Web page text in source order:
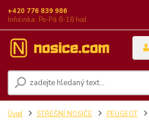
+420 776 839 986
Infolinka: Po-Pá 8-18 hod.
Úvod STŘEŠNÍ NOSIČE PEUGEOT